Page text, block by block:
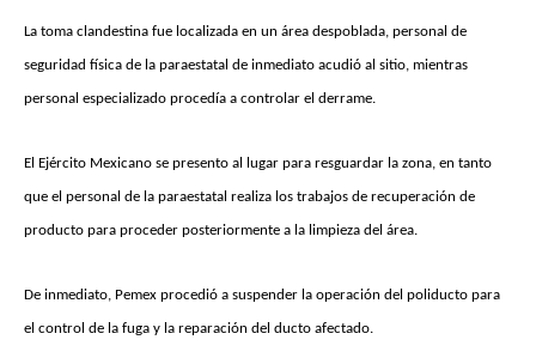
La toma clandestina fue localizada en un área despoblada, personal de
seguridad física de la paraestatal de inmediato acudió al sitio, mientras
personal especializado procedía a controlar el derrame.
El Ejército Mexicano se presento al lugar para resguardar la zona, en tanto
que el personal de la paraestatal realiza los trabajos de recuperación de
producto para proceder posteriormente a la limpieza del área.
De inmediato, Pemex procedió a suspender la operación del poliducto para
el control de la fuga y la reparación del ducto afectado.